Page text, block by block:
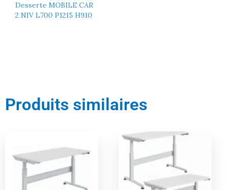
Desserte MOBILE CAR
2 NIV L700 P1215 H910
Produits similaires
prix
prix
actuel
est :
1539,00 €.
1596,00
Le
actuel
est :
1516,00 €.